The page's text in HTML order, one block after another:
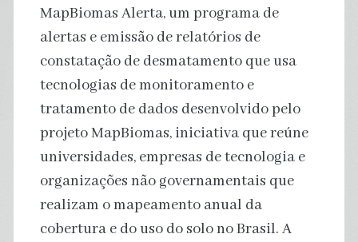
MapBiomas Alerta, um programa de
alertas e emissão de relatórios de
constatação de desmatamento que usa
tecnologias de monitoramento e
tratamento de dados desenvolvido pelo
projeto MapBiomas, iniciativa que reúne
universidades, empresas de tecnologia e
organizações não governamentais que
realizam o mapeamento anual da
cobertura e do uso do solo no Brasil. A